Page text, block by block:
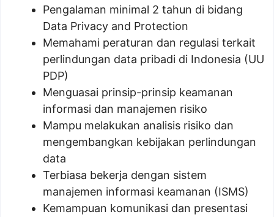
Pengalaman minimal 2 tahun di bidang
Data Privacy and Protection
Memahami peraturan dan regulasi terkait
perlindungan data pribadi di Indonesia (UU
PDP)
Menguasai prinsip-prinsip keamanan
informasi dan manajemen risiko
Mampu melakukan analisis risiko dan
mengembangkan kebijakan perlindungan
data
Terbiasa bekerja dengan sistem
manajemen informasi keamanan (ISMS)
Kemampuan komunikasi dan presentasi